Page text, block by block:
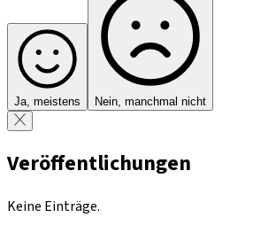
Ja, meistens Nein, manchmal nicht
Veröffentlichungen
Keine Einträge.